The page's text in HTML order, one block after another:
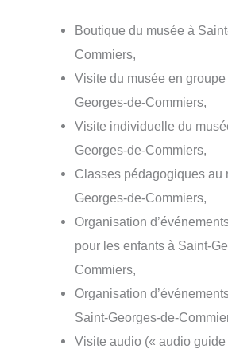
Boutique du musée à
Commiers,
Visite du musée en
Georges-de-Commiers,
Visite individuelle du
Georges-de-Commiers,
Classes pédagogiques au
Georges-de-Commiers,
Organisation
pour les enfants à Saint-
Commiers,
Organisation
Saint-Georges-de-
Visite audio (« audio